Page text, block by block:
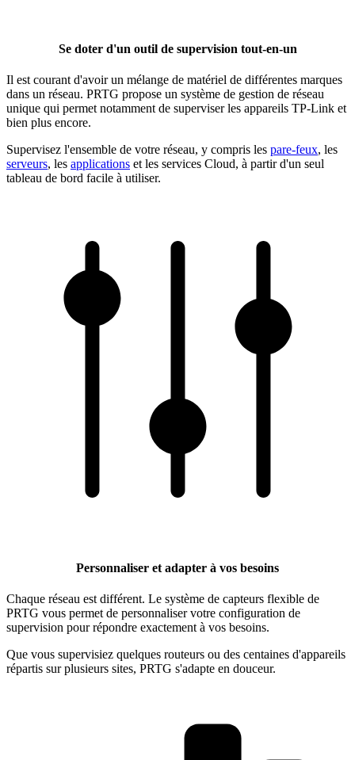
Se doter d'un outil de supervision tout-en-un
Il est courant d'avoir un mélange de matériel de différentes marques
dans un réseau. PRTG propose un système de gestion de réseau
unique qui permet notamment de superviser les appareils TP-Link et
bien plus encore.
Supervisez l'ensemble de votre réseau, y compris les pare-feux, les
serveurs, les applications et les services Cloud, à partir d'un seul
tableau de bord facile à utiliser.
Personnaliser et adapter à vos besoins
Chaque réseau est différent. Le système de capteurs flexible de
PRTG vous permet de personnaliser votre configuration de
supervision pour répondre exactement à vos besoins.
Que vous supervisiez quelques routeurs ou des centaines d'appareils
répartis sur plusieurs sites, PRTG s'adapte en douceur.